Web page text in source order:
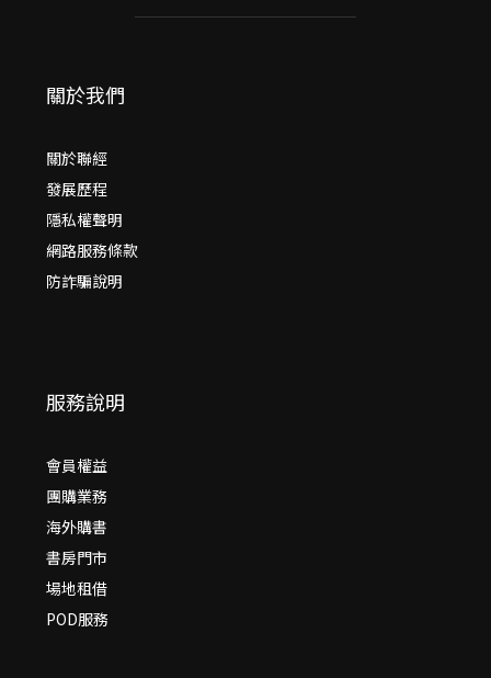
關於我們
關於聯經
發展歷程
隱私權聲明
網路服務條款
防詐騙說明
服務說明
會員權益
團購業務
海外購書
書房門市
場地租借
POD服務